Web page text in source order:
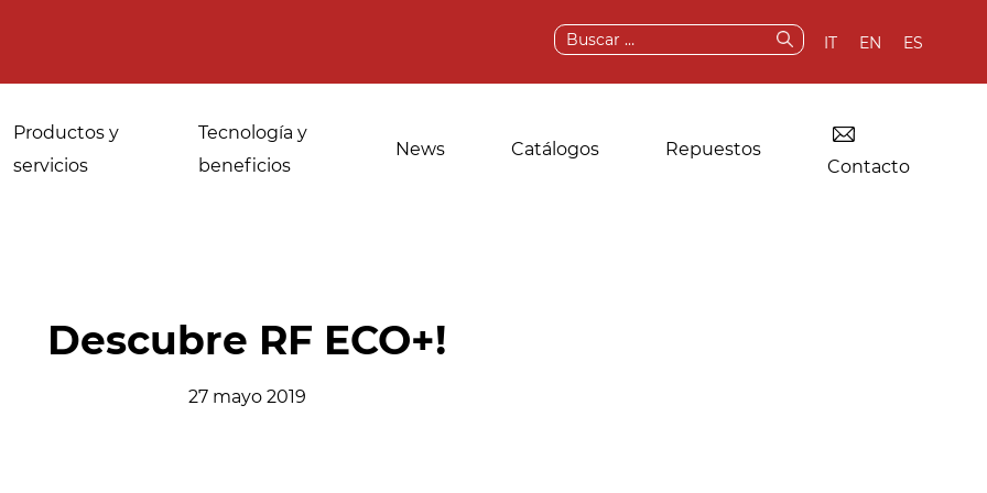
Buscar: IT EN ES
Productos y
servicios
panaderías
especias, hierbas
medicinales y
Tecnología y
beneficios
News Catálogos
Repuestos
Contacto
Descubre RF ECO+!
27 mayo 2019